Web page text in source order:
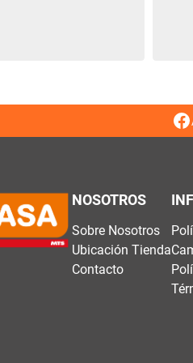
NOSOTROS
Sobre Nosotros
Ubicación Tienda
Contacto